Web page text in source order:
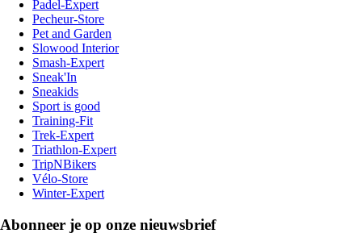
Padel-Expert
Pecheur-Store
Pet and Garden
Slowood Interior
Smash-Expert
Sneak'In
Sneakids
Sport is good
Training-Fit
Trek-Expert
Triathlon-Expert
TripNBikers
Vélo-Store
Winter-Expert
Abonneer je op onze nieuwsbrief